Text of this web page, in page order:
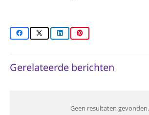
Gerelateerde berichten
Geen resultaten gevonden.